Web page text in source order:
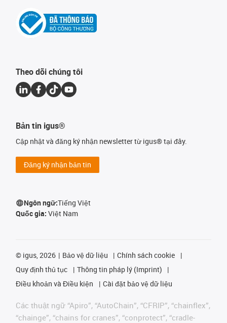
Theo dõi chúng tôi
Bản tin igus®
Cập nhật và đăng ký nhận newsletter từ igus® tại đây.
Đăng ký nhận bản tin
Ngôn ngữ:Tiếng Việt
Quốc gia: Việt Nam
© igus, 2026 Bảo vệ dữ liệu
Chính sách cookie
Quy định thủ tục
Thông tin pháp lý (Imprint)
Điều khoản và Điều kiện
Cài đặt bảo vệ dữ liệu
Các thuật ngữ “Apiro”, “AutoChain”, “CFRIP”, “chainflex”,
“chainge”, “chains for cranes”, “conprotect”, “cradle-